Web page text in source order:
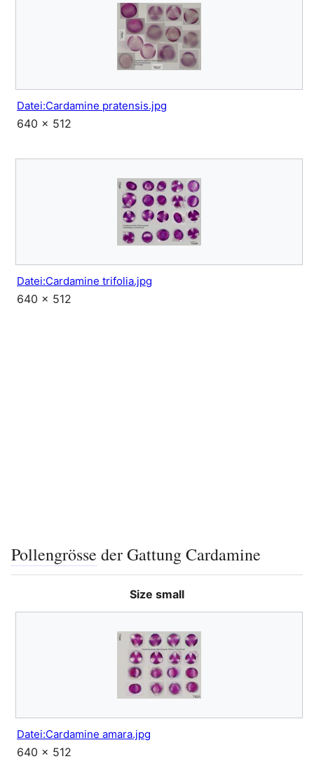
Datei:Cardamine pratensis.jpg
640 × 512
Datei:Cardamine trifolia.jpg
640 × 512
Pollengrösse der Gattung Cardamine
Size small
Datei:Cardamine amara.jpg
640 × 512